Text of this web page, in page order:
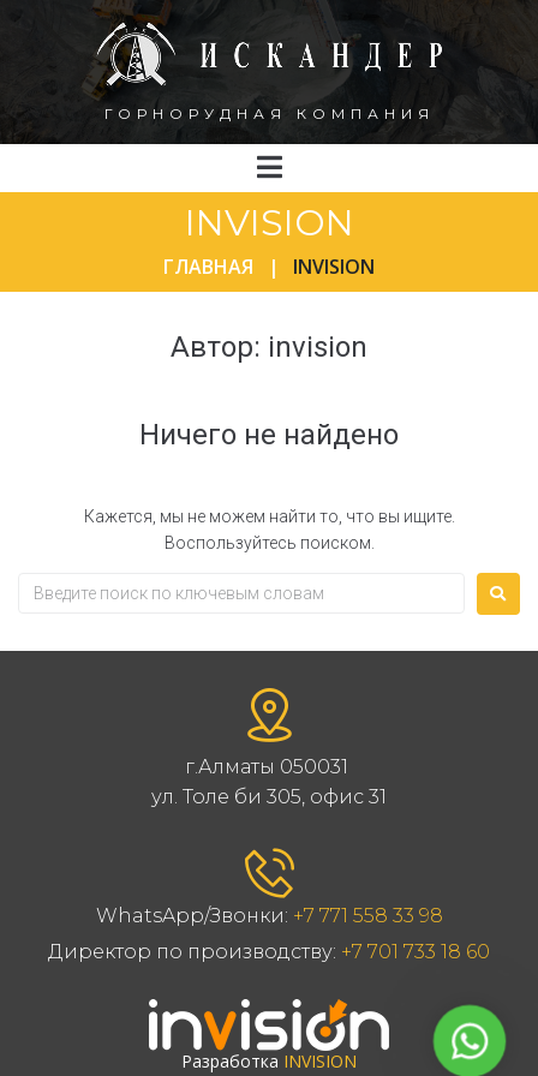
ГОРНОРУДНАЯ КОМПАНИЯ
INVISION
ГЛАВНАЯ | INVISION
Автор: invision
Ничего не найдено
Кажется, мы не можем найти то, что вы ищите.
Воспользуйтесь поиском.
г.Алматы 050031
ул. Толе би 305, офис 31
WhatsApp/Звонки: +7 771 558 33 98
Директор по производству: +7 701 733 18 60
Разработка INVISION
нам